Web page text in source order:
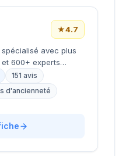
de
★4.7
avec plus
600+ experts
France. Propose
de rémunérations
en tant
durable mettant
Note Google
151 avis
d'ancienneté